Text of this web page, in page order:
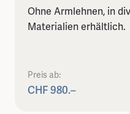
Ohne Armlehnen, in
Materialien erhältlich.
Preis ab:
CHF 980.–